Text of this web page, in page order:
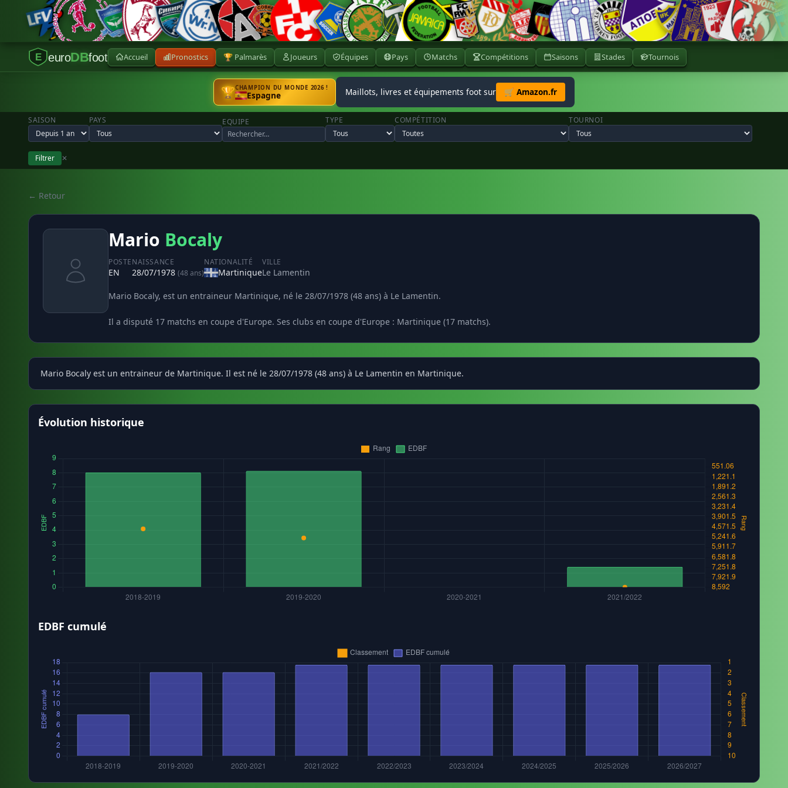
E euroDBfoot Accueil Pronostics 🏆 Palmarès Joueurs Équipes Pays Matchs Compétitions Saisons Stades Tournois
🏆CHAMPION DU MONDE 2026 !
Espagne Maillots, livres et équipements foot sur 🛒 Amazon.fr
SAISON PAYS EQUIPE TYPE COMPÉTITION TOURNOI
Filtrer ✕
← Retour
Mario Bocaly
POSTE
EN
NAISSANCE
28/07/1978 (48 ans)
NATIONALITÉ
Martinique
VILLE
Le Lamentin
Mario Bocaly, est un entraineur Martinique, né le 28/07/1978 (48 ans) à Le Lamentin.
Il a disputé 17 matchs en coupe d'Europe. Ses clubs en coupe d'Europe : Martinique (17 matchs).
Mario Bocaly est un entraineur de Martinique. Il est né le 28/07/1978 (48 ans) à Le Lamentin en Martinique.
Évolution historique
EDBF cumulé